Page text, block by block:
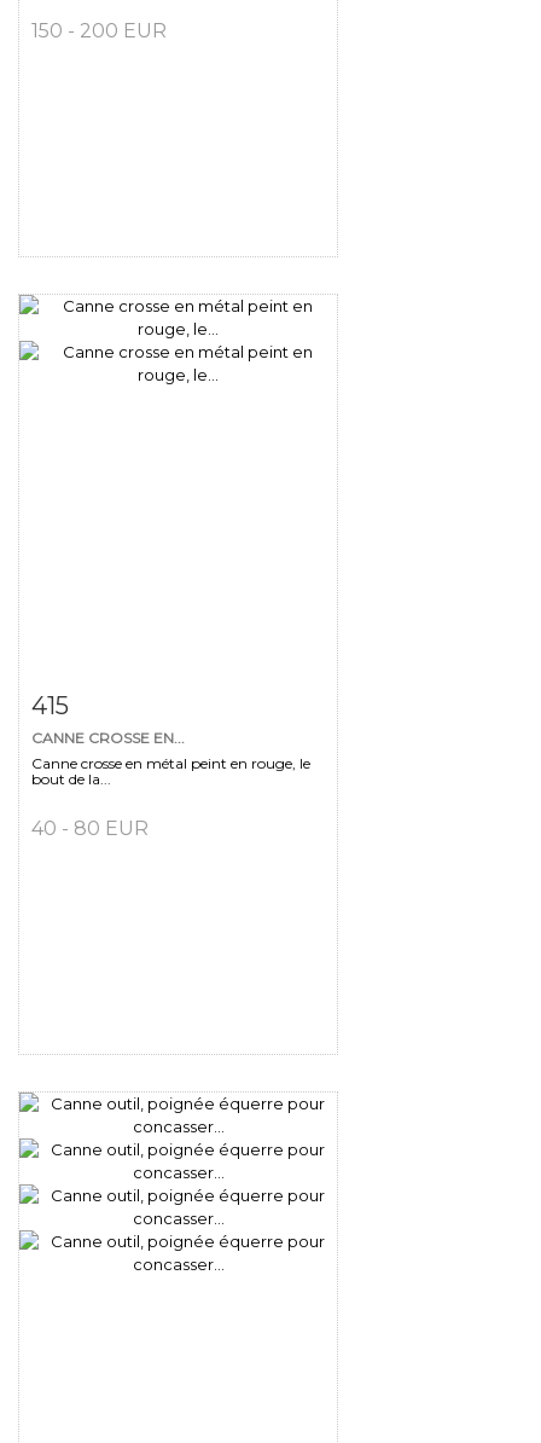
150 - 200 EUR
Fiche détaillée
415
CANNE CROSSE EN...
Canne crosse en métal peint en rouge, le
bout de la...
40 - 80 EUR